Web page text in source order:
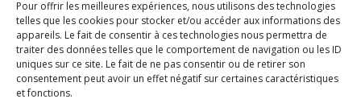
Pour offrir les meilleures expériences, nous utilisons des technologies
telles que les cookies pour stocker et/ou accéder aux informations des
appareils. Le fait de consentir à ces technologies nous permettra de
traiter des données telles que le comportement de navigation ou les ID
uniques sur ce site. Le fait de ne pas consentir ou de retirer son
consentement peut avoir un effet négatif sur certaines caractéristiques
et fonctions.